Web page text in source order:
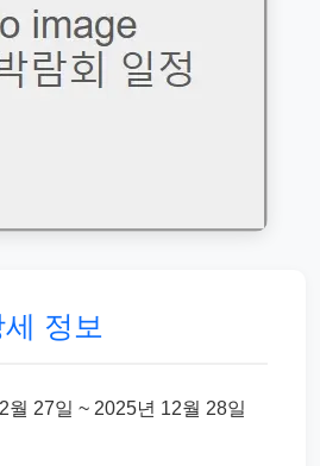
정보
월 27일 ~ 2025년 12월 28일